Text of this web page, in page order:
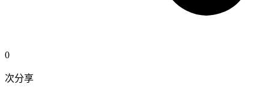
0
次分享